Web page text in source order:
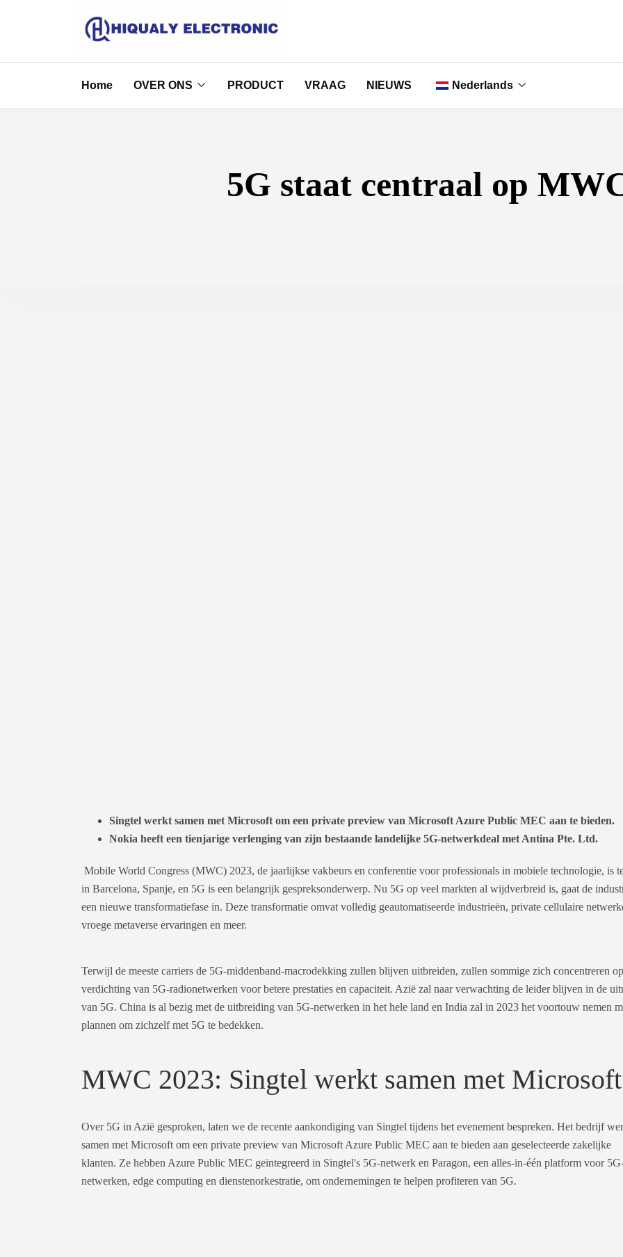
Home OVER ONS PRODUCT VRAAG NIEUWS Nederlands
5G staat centraal op
Singtel werkt samen met Microsoft om een private preview van Microsoft Azure Public MEC aan te bieden.
Nokia heeft een tienjarige verlenging van zijn bestaande landelijke 5G-netwerkdeal met Antina Pte. Ltd.
Mobile World Congress (MWC) 2023, de jaarlijkse vakbeurs en conferentie voor professionals in mobiele technologie, is
in Barcelona, Spanje, en 5G is een belangrijk gespreksonderwerp. Nu 5G op veel markten al wijdverbreid is, gaat de
een nieuwe transformatiefase in. Deze transformatie omvat volledig geautomatiseerde industrieën, private cellulaire
vroege metaverse ervaringen en meer.
Terwijl de meeste carriers de 5G-middenband-macrodekking zullen blijven uitbreiden, zullen sommige zich concentreren
verdichting van 5G-radionetwerken voor betere prestaties en capaciteit. Azië zal naar verwachting de leider blijven in de
van 5G. China is al bezig met de uitbreiding van 5G-netwerken in het hele land en India zal in 2023 het voortouw nemen
plannen om zichzelf met 5G te bedekken.
MWC 2023: Singtel werkt samen met Microsoft
Over 5G in Azië gesproken, laten we de recente aankondiging van Singtel tijdens het evenement bespreken. Het bedrijf
samen met Microsoft om een private preview van Microsoft Azure Public MEC aan te bieden aan geselecteerde zakelijke
klanten. Ze hebben Azure Public MEC geïntegreerd in Singtel's 5G-netwerk en Paragon, een alles-in-één platform voor
netwerken, edge computing en dienstenorkestratie, om ondernemingen te helpen profiteren van 5G.